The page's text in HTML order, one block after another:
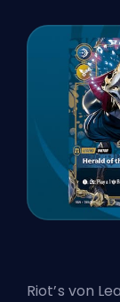
Riot’s von